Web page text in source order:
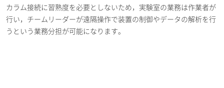
カラム接続に習熟度を必要としないため，実験室の業務は作業者が
行い，チームリーダーが遠隔操作で装置の制御やデータの解析を行
うという業務分担が可能になります。